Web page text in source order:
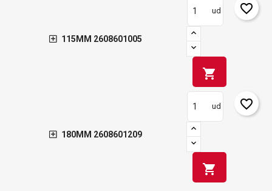
115MM 2608601005
ud
shopping_cart
favorite_border
180MM 2608601209
ud
shopping_cart
favorite_border